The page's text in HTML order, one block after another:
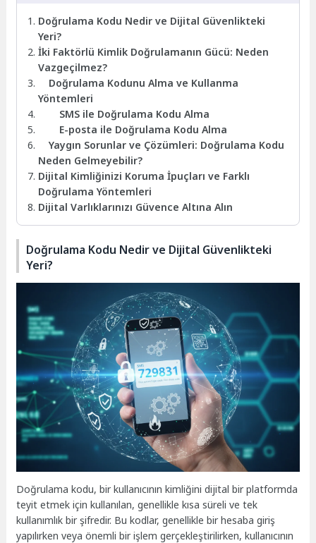
Doğrulama Kodu Nedir ve Dijital Güvenlikteki
Yeri?
İki Faktörlü Kimlik Doğrulamanın Gücü: Neden
Vazgeçilmez?
Doğrulama Kodunu Alma ve Kullanma
Yöntemleri
SMS ile Doğrulama Kodu Alma
E-posta ile Doğrulama Kodu Alma
Yaygın Sorunlar ve Çözümleri: Doğrulama Kodu
Neden Gelmeyebilir?
Dijital Kimliğinizi Koruma İpuçları ve Farklı
Doğrulama Yöntemleri
Dijital Varlıklarınızı Güvence Altına Alın
Doğrulama Kodu Nedir ve Dijital Güvenlikteki
Yeri?
Doğrulama kodu, bir kullanıcının kimliğini dijital bir platformda
teyit etmek için kullanılan, genellikle kısa süreli ve tek
kullanımlık bir şifredir. Bu kodlar, genellikle bir hesaba giriş
yapılırken veya önemli bir işlem gerçekleştirilirken, kullanıcının